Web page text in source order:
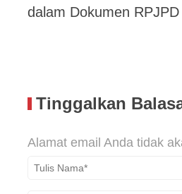
dalam Dokumen
Tinggalkan
Alamat email Anda tidak